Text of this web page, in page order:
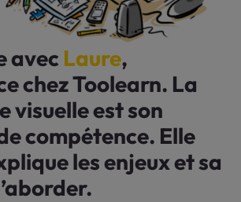
avec Laure,
chez Toolearn. La
visuelle est son
compétence. Elle
les enjeux et sa